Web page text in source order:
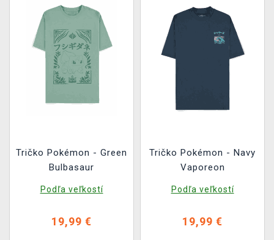
Tričko Pokémon - Green
Bulbasaur
Podľa veľkostí
19,99 €
Tričko Pokémon - Navy
Vaporeon
Podľa veľkostí
19,99 €